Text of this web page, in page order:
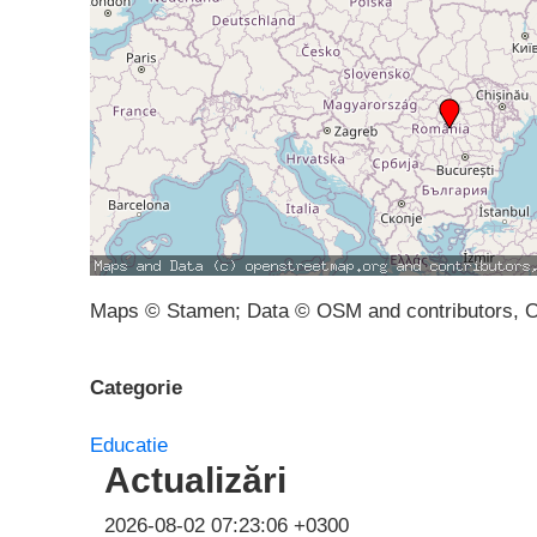
Maps © Stamen; Data © OSM and contributors,
Categorie
Educatie
Actualizări
2026-08-02 07:23:06 +0300